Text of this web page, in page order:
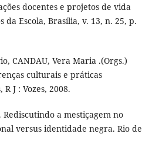
docentes e projetos de vida
da Escola, Brasília, v. 13, n. 25, p.
CANDAU, Vera Maria .(Orgs.)
culturais e práticas
J : Vozes, 2008.
a mestiçagem no
versus identidade negra. Rio de